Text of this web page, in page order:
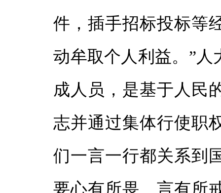
件，插手招标投标等
动牟取个人利益。”
成人员，是基于人民
志并通过集体行使职
们一言一行都关系到
要心有所畏、言有所